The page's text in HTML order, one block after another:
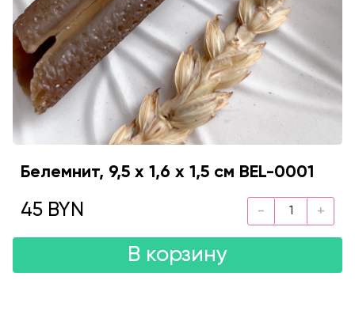
Белемнит, 9,5 х 1,6 х 1,5 см BEL-0001
45 BYN
В корзину